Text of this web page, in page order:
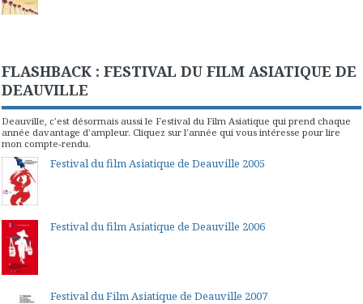
FLASHBACK : FESTIVAL DU FILM ASIATIQUE DE
DEAUVILLE
Deauville, c'est désormais aussi le Festival du Film Asiatique qui prend chaque
année davantage d'ampleur. Cliquez sur l'année qui vous intéresse pour lire
mon compte-rendu.
Festival du film Asiatique de Deauville 2005
Festival du film Asiatique de Deauville 2006
Festival du Film Asiatique de Deauville 2007